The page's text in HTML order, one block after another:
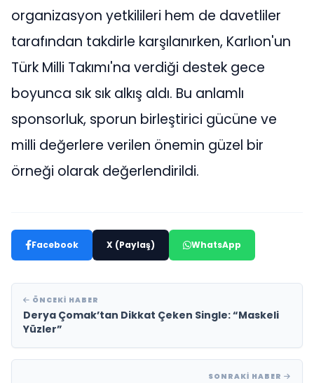
organizasyon yetkilileri hem de davetliler
tarafından takdirle karşılanırken, Karlıon'un
Türk Milli Takımı'na verdiği destek gece
boyunca sık sık alkış aldı. Bu anlamlı
sponsorluk, sporun birleştirici gücüne ve
milli değerlere verilen önemin güzel bir
örneği olarak değerlendirildi.
Facebook X (Paylaş) WhatsApp
ÖNCEKI HABER
Derya Çomak’tan Dikkat Çeken Single: “Maskeli
Yüzler”
SONRAKI HABER